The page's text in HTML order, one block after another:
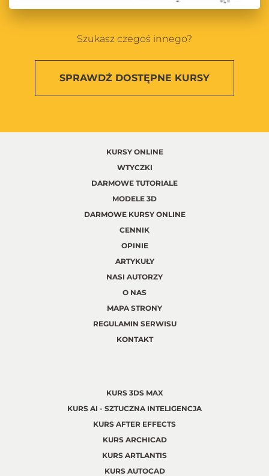
Szukasz czegoś innego?
SPRAWDŹ DOSTĘPNE KURSY
KURSY ONLINE
WTYCZKI
DARMOWE TUTORIALE
MODELE 3D
DARMOWE KURSY ONLINE
CENNIK
OPINIE
ARTYKUŁY
NASI AUTORZY
O NAS
MAPA STRONY
REGULAMIN SERWISU
KONTAKT
KURS 3DS MAX
KURS AI - SZTUCZNA INTELIGENCJA
KURS AFTER EFFECTS
KURS ARCHICAD
KURS ARTLANTIS
KURS AUTOCAD